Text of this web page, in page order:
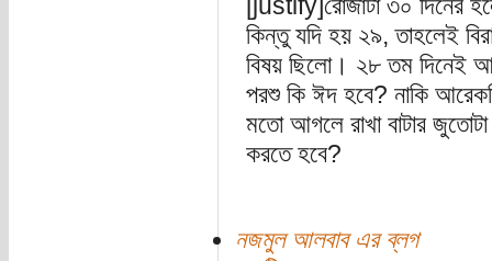
[justify]রোজাটা ৩০ দিনের
কিন্তু যদি হয় ২৯, তাহলেই
বিষয় ছিলো। ২৮ তম দিনেই
পরশু কি ঈদ হবে? নাকি
মতো আগলে রাখা বাটার
করতে হবে?
নজমুল আলবাব এর ব্লগ